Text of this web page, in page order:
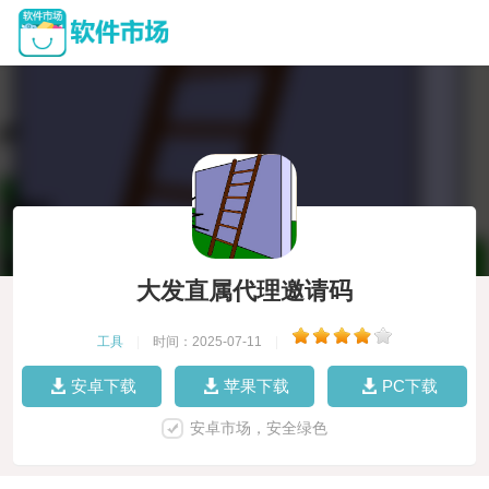
大发直属代理邀请码
工具 时间：2025-07-11
安卓下载 苹果下载 PC下载
安卓市场，安全绿色